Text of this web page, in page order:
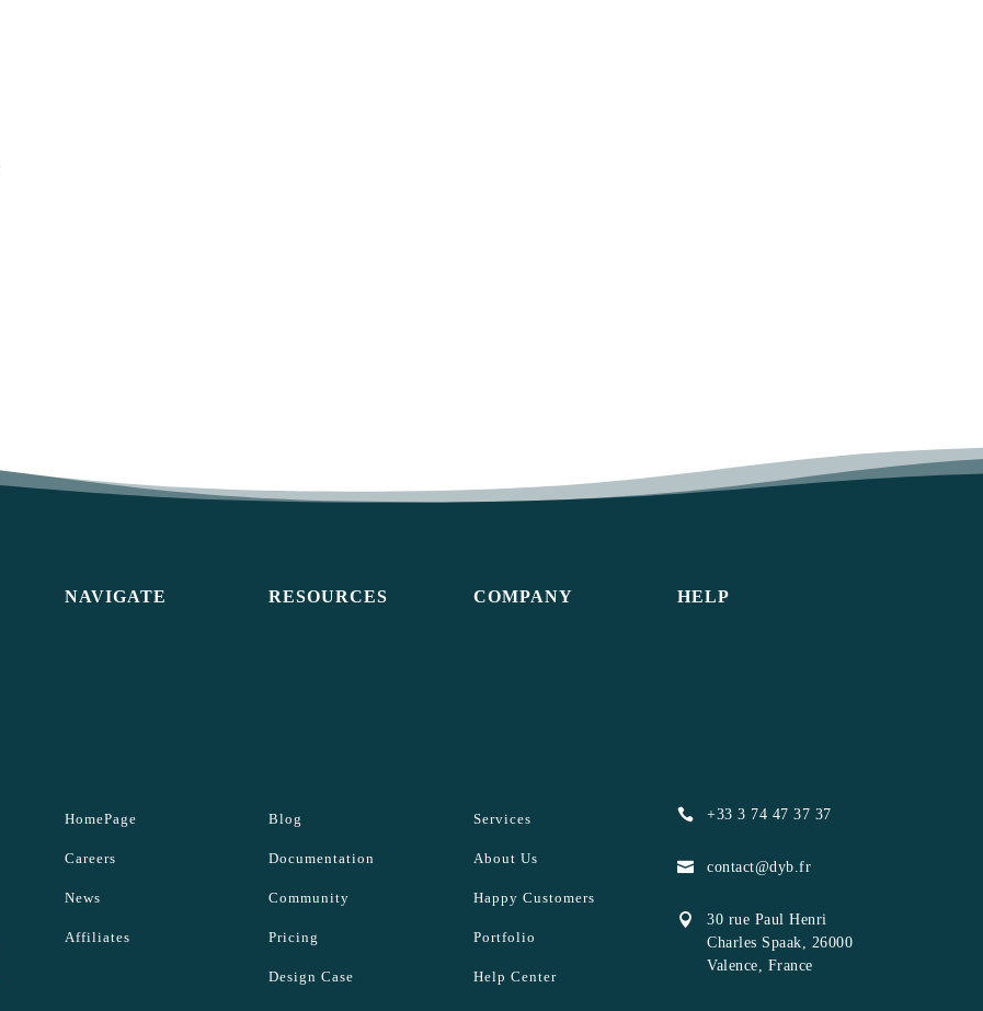
NAVIGATE
HomePage
Careers
News
Affiliates
RESOURCES
Blog
Documentation
Community
Pricing
Design Case
COMPANY
Services
About Us
Happy Customers
Portfolio
Help Center
HELP
 +33 3 74 47 37 37
 contact@dyb.fr

30 rue Paul Henri
Charles Spaak, 26000
Valence, France